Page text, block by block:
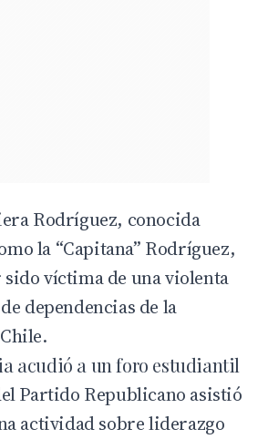
Rodríguez, conocida
la “Capitana” Rodríguez,
víctima de una violenta
dependencias de la
acudió a un foro estudiantil
Partido Republicano asistió
actividad sobre liderazgo